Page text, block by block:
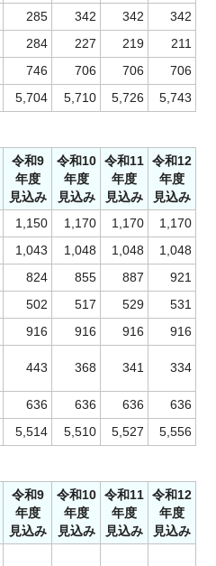
285 342 342
342
284 227 219
211
746 706 706
706
5,704 5,710 5,726 5,743
令和9
年度
見込み
令和10
年度
見込み
令和11
年度
見込み
令和12
年度
見込み
1,150 1,170 1,170
1,170
1,043 1,048 1,048
1,048
824 855 887
921
502 517 529
531
916 916 916
916
443 368 341 334
636 636 636
636
5,514 5,510 5,527 5,556
令和9
年度
見込み
令和10
年度
見込み
令和11
年度
見込み
令和12
年度
見込み